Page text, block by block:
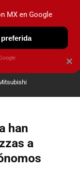
han
a
×
MX en Google